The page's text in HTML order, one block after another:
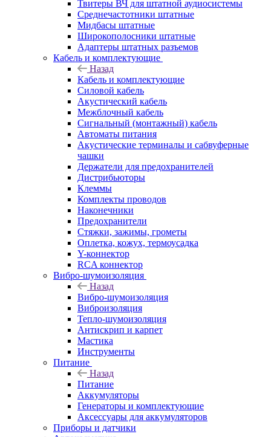
Твитеры ВЧ для штатной аудиосистемы
Среднечастотники штатные
Мидбасы штатные
Широкополосники штатные
Адаптеры штатных разъемов
Кабель и комплектующие
Назад
Кабель и комплектующие
Силовой кабель
Акустический кабель
Межблочный кабель
Сигнальный (монтажный) кабель
Автоматы питания
Акустические терминалы и сабвуферные
чашки
Держатели для предохранителей
Дистрибьюторы
Клеммы
Комплекты проводов
Наконечники
Предохранители
Стяжки, зажимы, грометы
Оплетка, кожух, термоусадка
Y-коннектор
RCA коннектор
Вибро-шумоизоляция
Назад
Вибро-шумоизоляция
Виброизоляция
Тепло-шумоизоляция
Антискрип и карпет
Мастика
Инструменты
Питание
Назад
Питание
Аккумуляторы
Генераторы и комплектующие
Аксессуары для аккумуляторов
Приборы и датчики